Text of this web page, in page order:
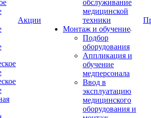
Акции
обслуживание
медицинской
техники
Монтаж и обучение
Подбор
оборудования
Аппликация и
обучение
медперсонала
Ввод в
эксплуатацию
медицинского
оборудования и